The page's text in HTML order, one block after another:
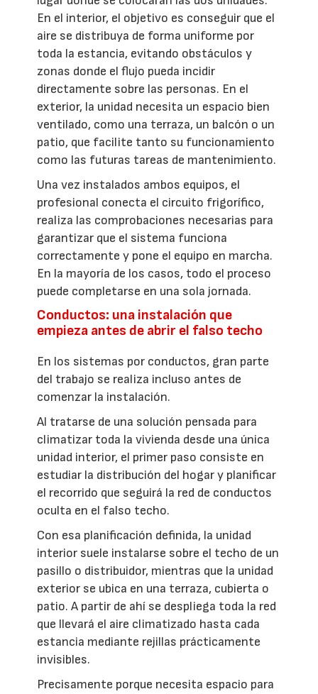
En el interior, el objetivo es conseguir que el
aire se distribuya de forma uniforme por
toda la estancia, evitando obstáculos y
zonas donde el flujo pueda incidir
directamente sobre las personas. En el
exterior, la unidad necesita un espacio bien
ventilado, como una terraza, un balcón o un
patio, que facilite tanto su funcionamiento
como las futuras tareas de mantenimiento.
Una vez instalados ambos equipos, el
profesional conecta el circuito frigorífico,
realiza las comprobaciones necesarias para
garantizar que el sistema funciona
correctamente y pone el equipo en marcha.
En la mayoría de los casos, todo el proceso
puede completarse en una sola jornada.
Conductos: una instalación que
empieza antes de abrir el falso techo
En los sistemas por conductos, gran parte
del trabajo se realiza incluso antes de
comenzar la instalación.
Al tratarse de una solución pensada para
climatizar toda la vivienda desde una única
unidad interior, el primer paso consiste en
estudiar la distribución del hogar y planificar
el recorrido que seguirá la red de conductos
oculta en el falso techo.
Con esa planificación definida, la unidad
interior suele instalarse sobre el techo de un
pasillo o distribuidor, mientras que la unidad
exterior se ubica en una terraza, cubierta o
patio. A partir de ahí se despliega toda la red
que llevará el aire climatizado hasta cada
estancia mediante rejillas prácticamente
invisibles.
Precisamente porque necesita espacio para